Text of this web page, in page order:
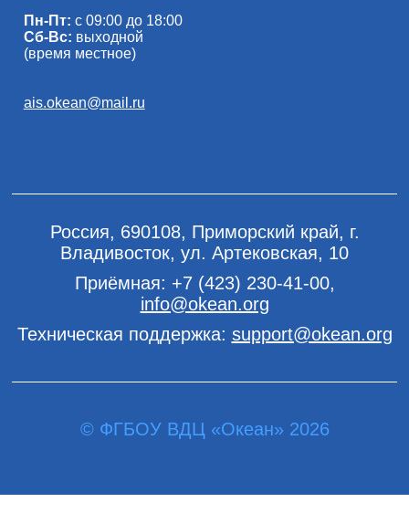
Пн-Пт: с 09:00 до 18:00
Сб-Вс: выходной
(время местное)
ais.okean@mail.ru
Россия, 690108, Приморский край, г.
Владивосток, ул. Артековская, 10
Приёмная: +7 (423) 230-41-00,
info@okean.org
Техническая поддержка: support@okean.org
© ФГБОУ ВДЦ «Океан» 2026